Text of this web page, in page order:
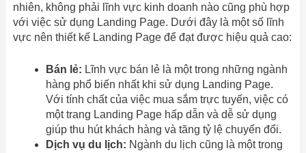
nhiên, không phải lĩnh vực kinh doanh nào cũng phù hợp
với việc sử dụng Landing Page. Dưới đây là một số lĩnh
vực nên thiết kế Landing Page để đạt được hiệu quả cao:
Bán lẻ: Lĩnh vực bán lẻ là một trong những ngành
hàng phổ biến nhất khi sử dụng Landing Page.
Với tính chất của việc mua sắm trực tuyến, việc có
một trang Landing Page hấp dẫn và dễ sử dụng
giúp thu hút khách hàng và tăng tỷ lệ chuyển đổi.
Dịch vụ du lịch: Ngành du lịch cũng là một trong